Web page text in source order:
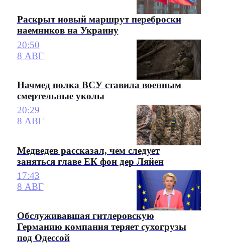
Раскрыт новый маршрут переброски
наемников на Украину
20:50
8 АВГ
Начмед полка ВСУ ставила военным
смертельные уколы
20:29
8 АВГ
Медведев рассказал, чем следует
заняться главе ЕК фон дер Ляйен
17:43
8 АВГ
Обслуживавшая гитлеровскую
Германию компания теряет сухогрузы
под Одессой